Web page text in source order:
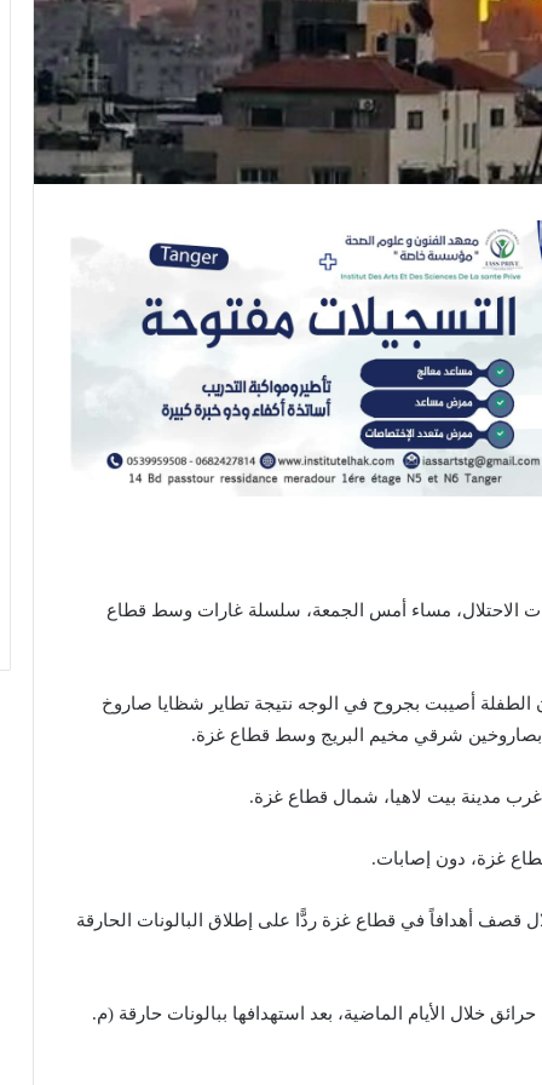
إثر شن طائرات الاحتلال، مساء أمس الجمعة، سلسلة غارات وسط قطاع
الطفلة أصيبت بجروح في الوجه نتيجة تطاير شظايا صاروخ
بصاروخين شرقي مخيم البريج وسط قطاع غزة.
مدينة بيت لاهيا، شمال قطاع غزة.
غزة، دون إصابات.
قصف أهدافاً في قطاع غزة ردًّا على إطلاق البالونات الحارقة
خلال الأيام الماضية، بعد استهدافها ببالونات حارقة (م.